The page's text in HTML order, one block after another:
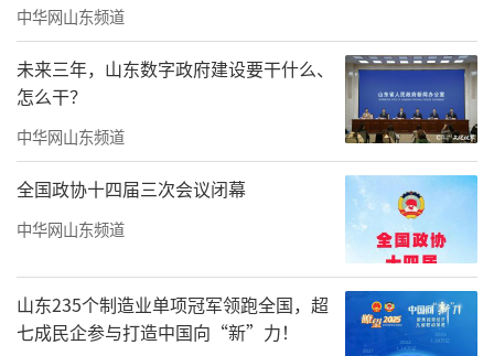
中华网山东频道
未来三年，山东数字政府建设要干什么、
怎么干？
中华网山东频道
全国政协十四届三次会议闭幕
中华网山东频道
山东235个制造业单项冠军领跑全国，超
七成民企参与打造中国向“新”力！